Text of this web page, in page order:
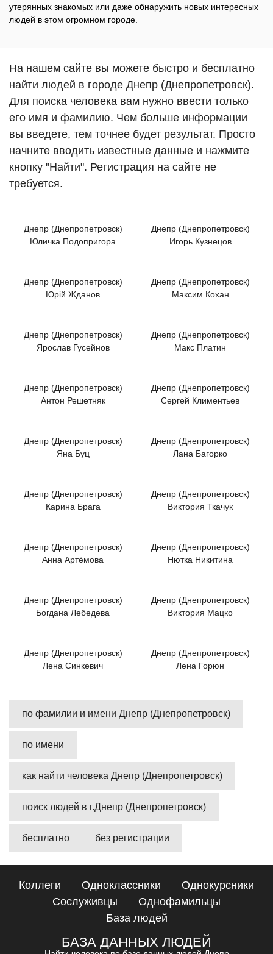
утерянных знакомых или даже обнаружить новых интересных
людей в этом огромном городе.
На нашем сайте вы можете быстро и бесплатно
найти людей в городе Днепр (Днепропетровск).
Для поиска человека вам нужно ввести только
его имя и фамилию. Чем больше информации
вы введете, тем точнее будет результат. Просто
начните вводить известные данные и нажмите
кнопку "Найти". Регистрация на сайте не
требуется.
Днепр (Днепропетровск)
Юличка Подопригора
Днепр (Днепропетровск)
Игорь Кузнецов
Днепр (Днепропетровск)
Юрій Жданов
Днепр (Днепропетровск)
Максим Кохан
Днепр (Днепропетровск)
Ярослав Гусейнов
Днепр (Днепропетровск)
Макс Платин
Днепр (Днепропетровск)
Антон Решетняк
Днепр (Днепропетровск)
Сергей Климентьев
Днепр (Днепропетровск)
Яна Буц
Днепр (Днепропетровск)
Лана Багорко
Днепр (Днепропетровск)
Карина Брага
Днепр (Днепропетровск)
Виктория Ткачук
Днепр (Днепропетровск)
Анна Артёмова
Днепр (Днепропетровск)
Нютка Никитина
Днепр (Днепропетровск)
Богдана Лебедева
Днепр (Днепропетровск)
Виктория Мацко
Днепр (Днепропетровск)
Лена Синкевич
Днепр (Днепропетровск)
Лена Горюн
по фамилии и имени Днепр (Днепропетровск)
по имени
как найти человека Днепр (Днепропетровск)
поиск людей в г.Днепр (Днепропетровск)
бесплатно без регистрации
Коллеги Одноклассники
Однокурсники
Сослуживцы
Однофамильцы
База людей
БАЗА ДАННЫХ ЛЮДЕЙ